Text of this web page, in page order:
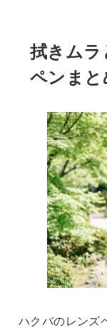
拭きム
ペンまと
ハクバのレンズ